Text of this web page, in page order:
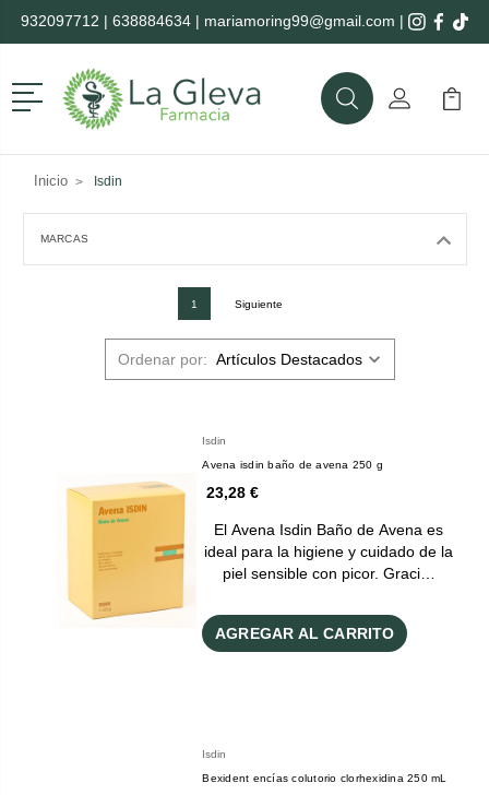
932097712 | 638884634| mariamoring99@gmail.com |
Menú
BuscarMi Cuenta
Mi
Inicio Isdin
MARCAS
1 Siguiente
Ordenar por:
Isdin
Avena isdin baño de avena 250 g
23,28 €
El Avena Isdin Baño de Avena es
ideal para la higiene y cuidado de la
piel sensible con picor. Graci…
AGREGAR AL CARRITO
Isdin
Bexident encías colutorio clorhexidina 250 mL